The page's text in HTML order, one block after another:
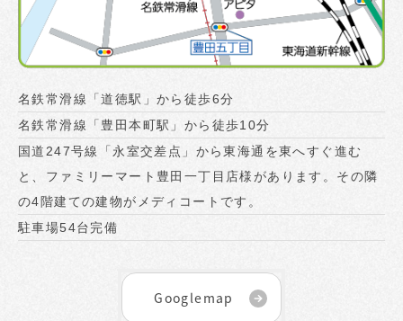
名鉄常滑線「道徳駅」から徒歩6分
名鉄常滑線「豊田本町駅」から徒歩10分
国道247号線「永室交差点」から東海通を東へすぐ進む
と、ファミリーマート豊田一丁目店様があります。その隣
の4階建ての建物がメディコートです。
駐車場54台完備
Googlemap